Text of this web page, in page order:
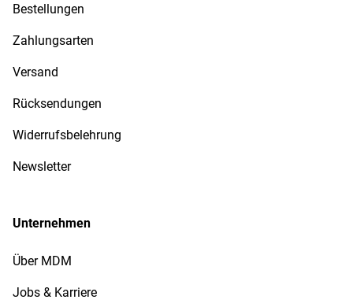
Bestellungen
Zahlungsarten
Versand
Rücksendungen
Widerrufsbelehrung
Newsletter
Unternehmen
Über MDM
Jobs & Karriere